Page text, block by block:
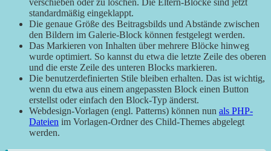
verschieben oder zu löschen. Die Eltern-Blöcke sind jetzt
standardmäßig eingeklappt.
Die genaue Größe des Beitragsbilds und Abstände zwischen
den Bildern im Galerie-Block können festgelegt werden.
Das Markieren von Inhalten über mehrere Blöcke hinweg
wurde optimiert. So kannst du etwa die letzte Zeile des oberen
und die erste Zeile des unteren Blocks markieren.
Die benutzerdefinierten Stile bleiben erhalten. Das ist wichtig,
wenn du etwa aus einem angepassten Block einen Button
erstellst oder einfach den Block-Typ änderst.
Webdesign-Vorlagen (engl. Patterns) können nun als PHP-
Dateien im Vorlagen-Ordner des Child-Themes abgelegt
werden.